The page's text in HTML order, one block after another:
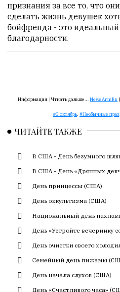
Тонкие
материалы
для
независимо
мыслящих.
большим
но
Редакция
лезет
авторские
тексты,
не
кромсает
не
искажает
признания за все то, что
сделать жизнь девушек
бойфренда - это идеальный
благодарности.
Информация | Чтиать дальше... NewsArmRu |
3 октябрь, Необычные
ЧИТАЙТЕ ТАКЖЕ
В США - День безумного
В США - День «Дрянных
День принцессы (США)
День оккультизма (США)
Национальный день
День «Устройте вечеринку
День очистки своего
Семейный день пижамы
День начала слухов (США)
День «Счастливого часа»